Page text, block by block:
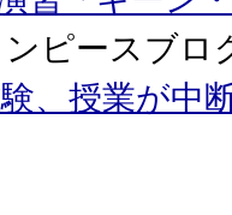
ンピースブロ
、授業が中